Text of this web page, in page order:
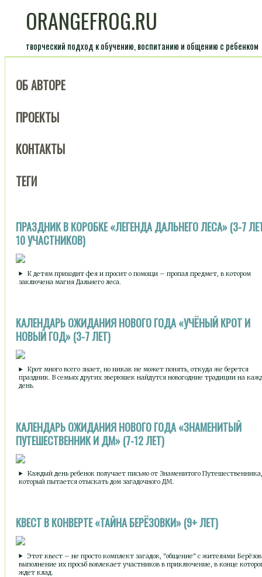
ORANGEFROG.RU
творческий подход к обучению, воспитанию и общению с ребенком
ОБ АВТОРЕ
ПРОЕКТЫ
КОНТАКТЫ
ТЕГИ
ПРАЗДНИК В КОРОБКЕ «ЛЕГЕНДА ДАЛЬНЕГО ЛЕСА» (3-7
10 УЧАСТНИКОВ)
К детям приходит фея и просит о помощи – пропал предмет, в котором
заключена магия Дальнего леса.
КАЛЕНДАРЬ ОЖИДАНИЯ НОВОГО ГОДА «УЧЁНЫЙ КРОТ И
НОВЫЙ ГОД» (3-7 ЛЕТ)
Крот много всего знает, но никак не может понять, откуда же берется
праздник. В семьях других зверюшек найдутся новогодние традиции на
день.
КАЛЕНДАРЬ ОЖИДАНИЯ НОВОГО ГОДА «ЗНАМЕНИТЫЙ
ПУТЕШЕСТВЕННИК И ДМ» (7-12 ЛЕТ)
Каждый день ребенок получает письмо от Знаменитого Путешественника,
который пытается отыскать дом загадочного ДМ.
КВЕСТ В КОНВЕРТЕ «ТАЙНА БЕРЁЗОВКИ» (9+ ЛЕТ)
Этот квест – не просто комплект загадок, "общение" с жителями
выполнение их просьб вовлекает участников в приключение, в конце
ждет клад.